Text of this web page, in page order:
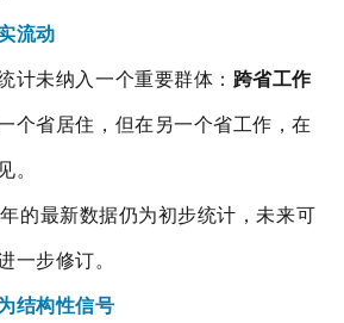
流动
计未纳入一个重要群体： 跨省工作
个省居住，但在另一个省工作，在
。
的最新数据仍为初步统计，未来可
一步修订。
结构性信号